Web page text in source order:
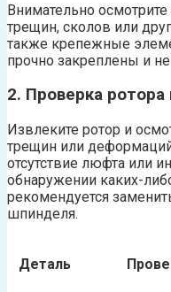
Внимательно
трещин, сколов или
также крепежные
прочно закреплены и
2. Проверка
Извлеките ротор и
трещин или
отсутствие люфта или
обнаружении каких-
рекомендуется
шпинделя.
Деталь